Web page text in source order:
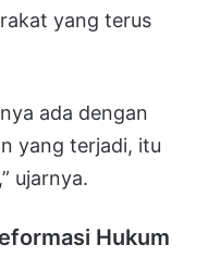
yang terus
ada dengan
yang terjadi, itu
ujarnya.
Hukum